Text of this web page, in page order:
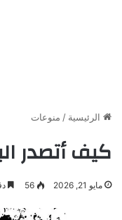
الرئيسية / منوعات
كيف أتصدر
مايو 21, 2026 56